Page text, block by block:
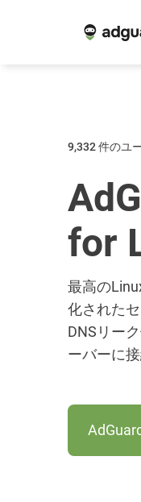
9,332件のユ
for
最高の
化された
DNSリー
ーバーに